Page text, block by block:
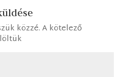
közzé. A kötelező